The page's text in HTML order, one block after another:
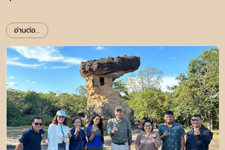
อ่านต่อ...